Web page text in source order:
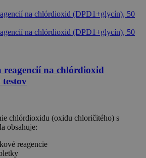
na chlórdioxid
chlórdioxidu (oxidu chloričitého) s
obsahuje:
reagencie